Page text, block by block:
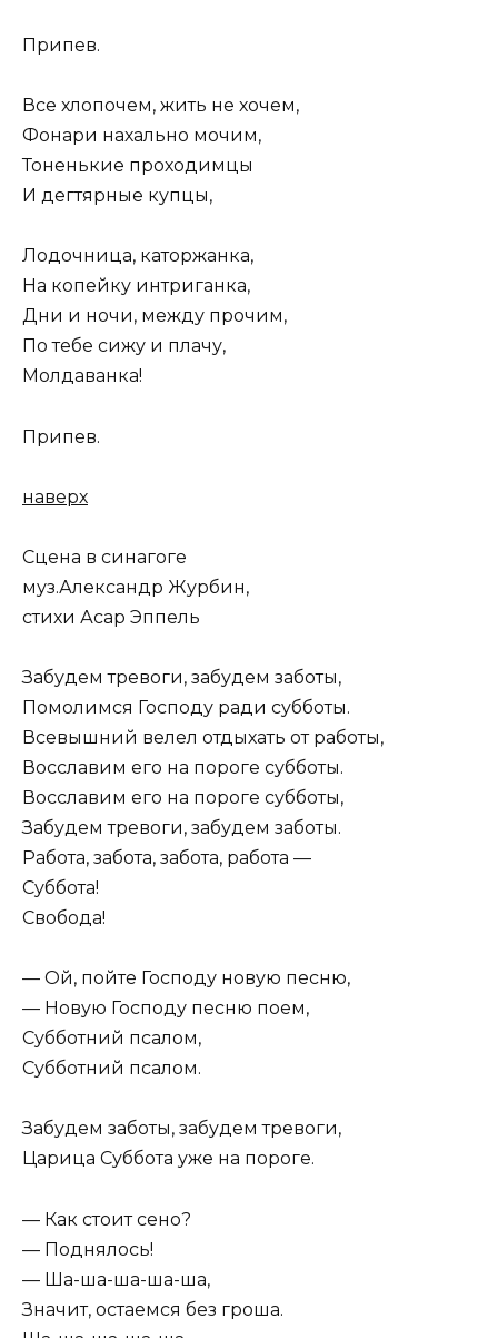
Припев.
Все хлопочем, жить не хочем,
Фонари нахально мочим,
Тоненькие проходимцы
И дегтярные купцы,
Лодочница, каторжанка,
На копейку интриганка,
Дни и ночи, между прочим,
По тебе сижу и плачу,
Молдаванка!
Припев.
наверх
Сцена в синагоге
муз.Александр Журбин,
стихи Асар Эппель
Забудем тревоги, забудем заботы,
Помолимся Господу ради субботы.
Всевышний велел отдыхать от работы,
Восславим его на пороге субботы.
Восславим его на пороге субботы,
Забудем тревоги, забудем заботы.
Работа, забота, забота, работа —
Суббота!
Свобода!
— Ой, пойте Господу новую песню,
— Новую Господу песню поем,
Субботний псалом,
Субботний псалом.
Забудем заботы, забудем тревоги,
Царица Суббота уже на пороге.
— Как стоит сено?
— Поднялось!
— Ша-ша-ша-ша-ша,
Значит, остаемся без гроша.